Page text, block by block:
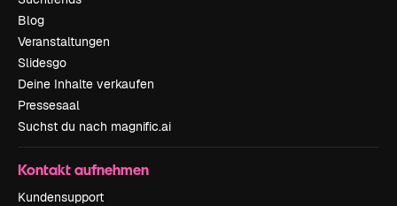
Blog
Veranstaltungen
Slidesgo
Deine Inhalte verkaufen
Pressesaal
Suchst du nach magnific.ai
Kontakt aufnehmen
Kundensupport